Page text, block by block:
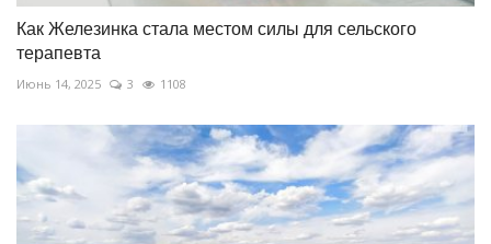
Как Железинка стала местом силы для сельского
терапевта
Июнь 14, 2025 3 1108